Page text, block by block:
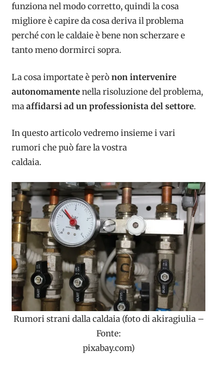
funziona nel modo corretto, quindi la cosa
migliore è capire da cosa deriva il problema
perché con le caldaie è bene non scherzare e
tanto meno dormirci sopra.
La cosa importate è perònon intervenire
autonomamentenella risoluzione del problema,
maaffidarsi ad un professionista del settore.
In questo articolo vedremo insieme i vari
rumori che può fare la vostra
caldaia.
Rumori strani dalla caldaia (foto di akiragiulia –
Fonte:
pixabay.com)